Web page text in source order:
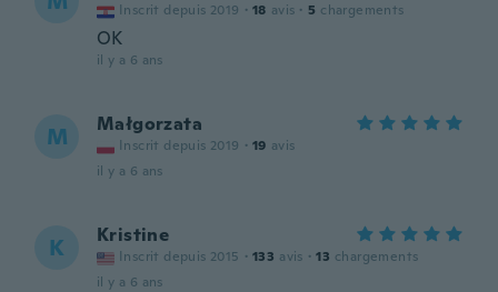
Inscrit depuis 2019 · 18 avis · 5 chargements
OK
il y a 6 ans
M Małgorzata
Inscrit depuis 2019 · 19 avis
il y a 6 ans
K Kristine
Inscrit depuis 2015 · 133 avis · 13 chargements
il y a 6 ans